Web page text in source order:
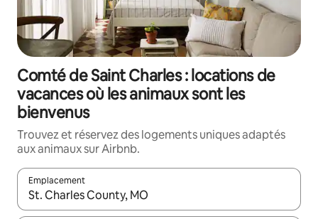
Comté de Saint Charles : locations de
vacances où les animaux sont les
bienvenus
Trouvez et réservez des logements uniques adaptés
aux animaux sur Airbnb.
Emplacement
Quand les résultats sont affichés, parcourez-les en utilisant